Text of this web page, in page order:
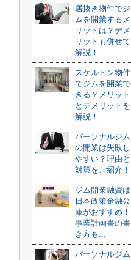
居抜き物件でジ
ムを開業するメ
リットは？デメ
リットも併せて
解説！
スケルトン物件
でジムを開業で
きる？メリット
とデメリットを
解説！
パーソナルジム
の開業は失敗し
やすい？理由と
対策をご紹介！
ジム開業融資は
日本政策金融公
庫がおすすめ！
事業計画書の書
き方も...
パーソナルジム